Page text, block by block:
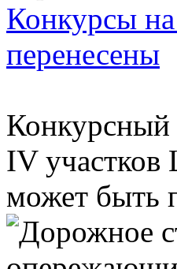
Конкурсы
перенесены
Конкурсный
IV участков
может быть